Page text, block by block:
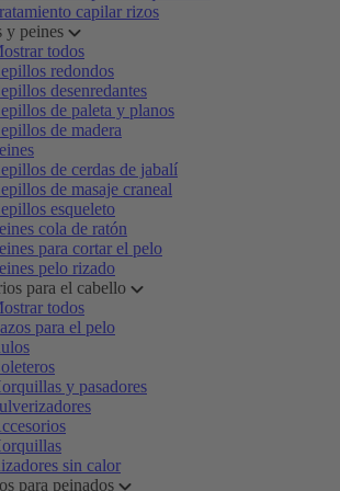
capilar rizos
y peines
todos
redondos
desenredantes
de paleta y planos
de madera
de cerdas de jabalí
de masaje craneal
esqueleto
cola de ratón
para cortar el pelo
pelo rizado
para el cabello
todos
para el pelo
y pasadores
sin calor
para peinados